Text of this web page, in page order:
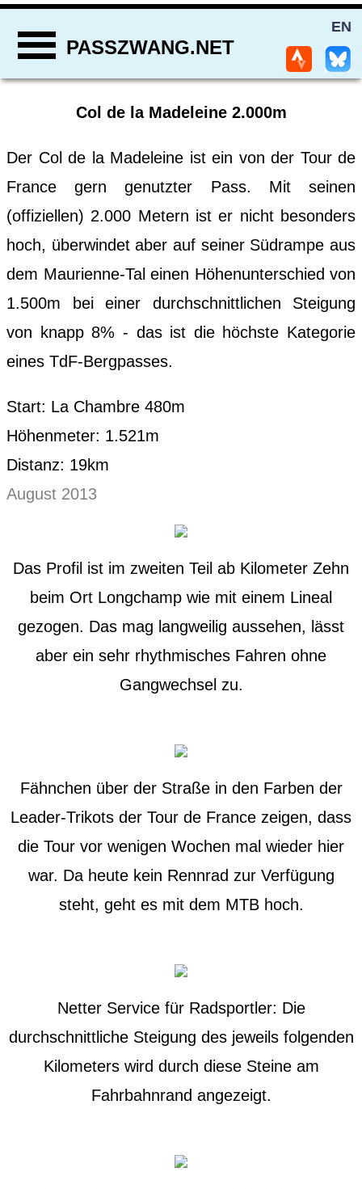
EN
PASSZWANG.NET
Col de la Madeleine 2.000m
Der Col de la Madeleine ist ein von der Tour de
France gern genutzter Pass. Mit seinen
(offiziellen) 2.000 Metern ist er nicht besonders
hoch, überwindet aber auf seiner Südrampe aus
dem Maurienne-Tal einen Höhenunterschied von
1.500m bei einer durchschnittlichen Steigung
von knapp 8% - das ist die höchste Kategorie
eines TdF-Bergpasses.
Start: La Chambre 480m
Höhenmeter: 1.521m
Distanz: 19km
August 2013
Das Profil ist im zweiten Teil ab Kilometer Zehn
beim Ort Longchamp wie mit einem Lineal
gezogen. Das mag langweilig aussehen, lässt
aber ein sehr rhythmisches Fahren ohne
Gangwechsel zu.
Fähnchen über der Straße in den Farben der
Leader-Trikots der Tour de France zeigen, dass
die Tour vor wenigen Wochen mal wieder hier
war. Da heute kein Rennrad zur Verfügung
steht, geht es mit dem MTB hoch.
Netter Service für Radsportler: Die
durchschnittliche Steigung des jeweils folgenden
Kilometers wird durch diese Steine am
Fahrbahnrand angezeigt.